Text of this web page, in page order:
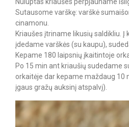
Nuluptas kriaušes perpjauname
Sutausome varškę: varškė
cinamonu.
Kriaušes įtriname likusių saldikliu. Į
įdedame varškės (su kaupu),
Kepame 180 laipsnių įkaitintoje
Po 15 min ant kriaušių sudedame
orkaitėje dar kepame maždaug 10
įgaus gražų auksinį atspalvį).